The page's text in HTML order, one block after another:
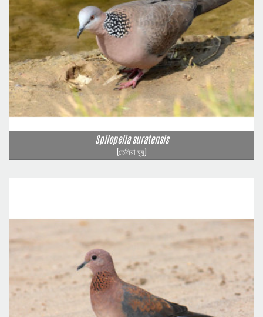
Spilopelia suratensis
(তেলিয়া ঘুঘু)